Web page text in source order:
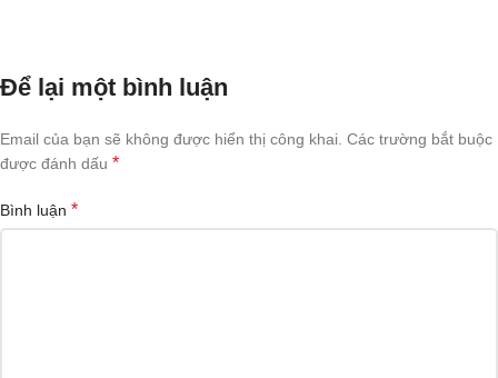
Để lại một bình luận
Email của bạn sẽ không được hiển thị công khai. Các trường bắt buộc
được đánh dấu *
Bình luận *